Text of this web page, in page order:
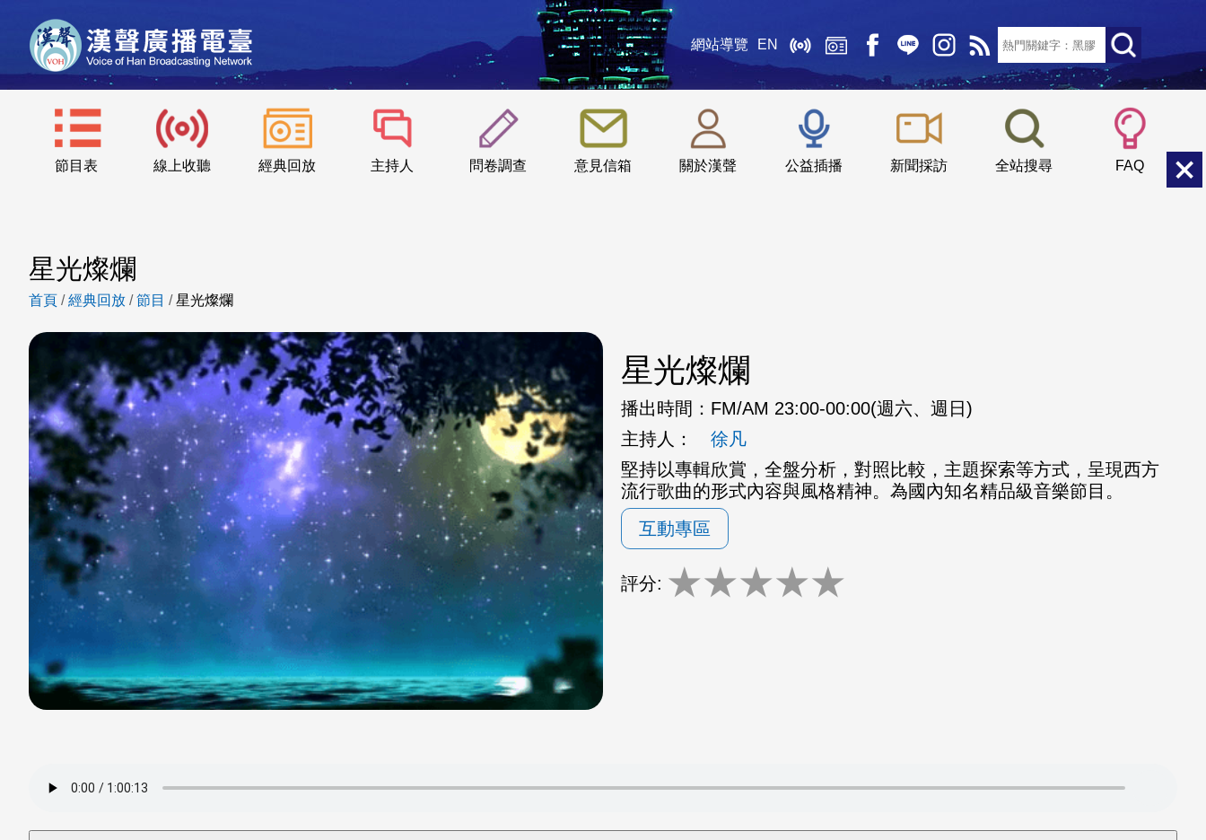
網站導覽 EN
節目表 線上收聽 經典回放 主持人 問卷調查 意見信箱 關於漢聲 公益插播 新聞採訪 全站搜尋 FAQ
::: 小 中
星光燦爛
首頁 /經典回放 /節目 /星光燦爛
星光燦爛
播出時間： FM/AM 23:00-00:00(週六、週日)
主持人：
徐凡
堅持以專輯欣賞，全盤分析，對照比較，主題探索等方式，呈現西方
流行歌曲的形式內容與風格精神。為國內知名精品級音樂節目。
互動專區
評分: ★★★★★